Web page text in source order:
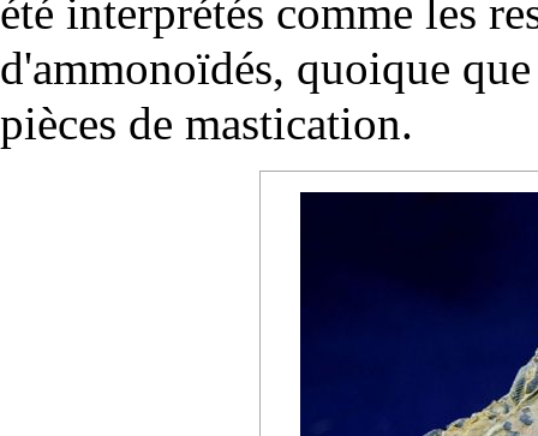
été interprétés comme les
d'ammonoïdés, quoique
pièces de mastication.